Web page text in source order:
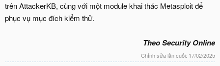
trên AttackerKB, cùng với một module khai thác Metasploit để
phục vụ mục đích kiểm thử.
Theo Security Online
Chỉnh sửa lần cuối: 17/02/2025